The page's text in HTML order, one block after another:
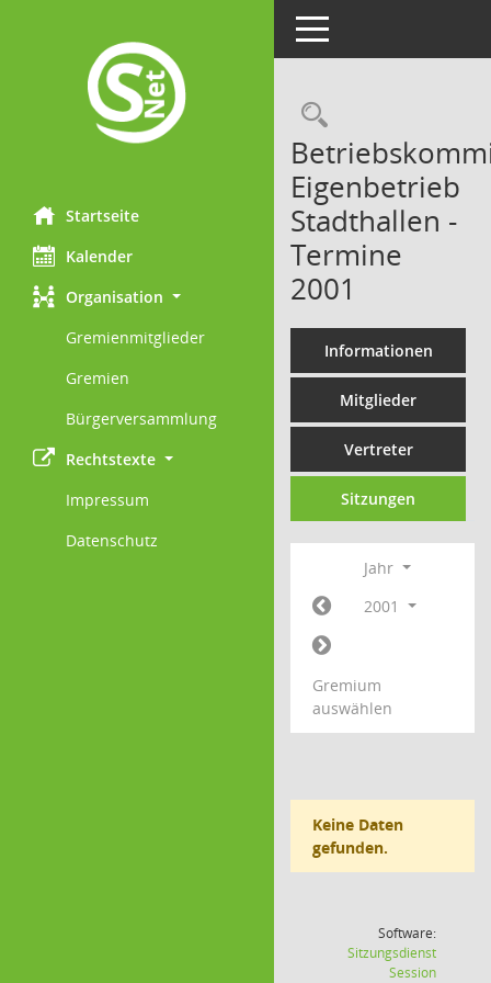
Startseite
Kalender
Organisation
Gremienmitglieder
Gremien
Bürgerversammlung
Rechtstexte
Impressum
Datenschutz
Toggle navigation
Eigenbetrieb
Stadthallen -
Termine
2001
Informationen
Mitglieder
Vertreter
Sitzungen
Jahr
2001
Gremium
auswählen
Keine Daten
gefunden.
Software:
Sitzungsdienst
Session(Wird in